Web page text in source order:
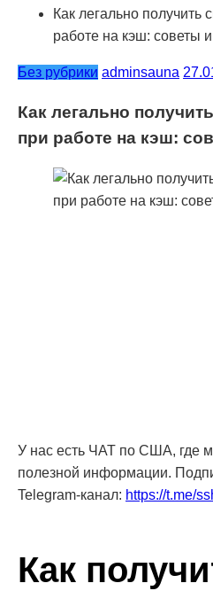
Как легально получить
работе на кэш: советы
Без рубрики adminsauna
Как легально
при работе на кэш:
У нас есть ЧАТ по США, где
полезной информации.
Telegram-канал: https://t.me/
Как